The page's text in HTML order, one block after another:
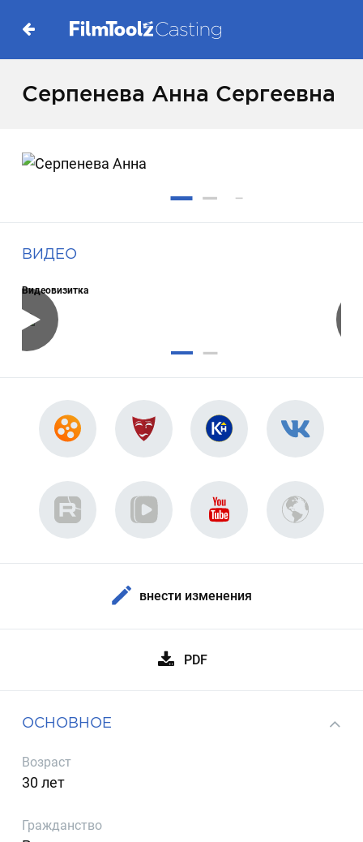
Серпенева Анна Сергеевна
ВИДЕО
Видеовизитка
внести изменения
PDF
ОСНОВНОЕ
Возраст
30 лет
Гражданство